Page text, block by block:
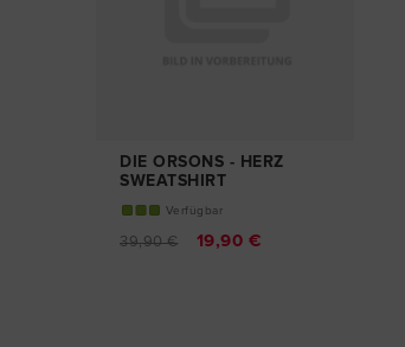
DIE ORSONS - HERZ
SWEATSHIRT
Verfügbar
39,90 € 19,90 €